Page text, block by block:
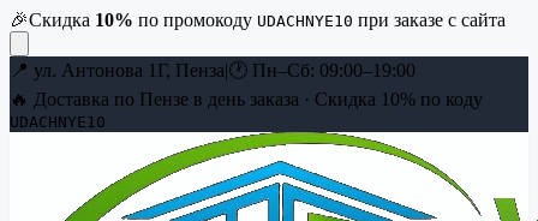
🎉Скидка 10% по промокоду UDACHNYE10 при заказе с сайта
📍 ул. Антонова 1Г, Пенза|🕐 Пн–Сб: 09:00–19:00
🔥 Доставка по Пензе в день заказа · Скидка 10% по коду
UDACHNYE10